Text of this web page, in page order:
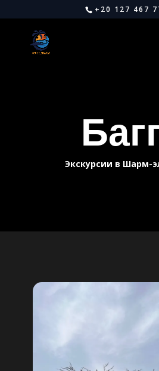
+20 127 467
Экскурсии в Шарм-